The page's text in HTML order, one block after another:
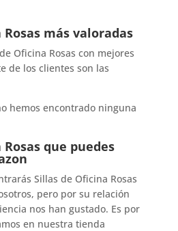
más valoradas
Oficina Rosas con mejores
de los clientes son las
hemos encontrado ninguna
que puedes
Sillas de Oficina Rosas
pero por su relación
nos han gustado. Es por
en nuestra tienda